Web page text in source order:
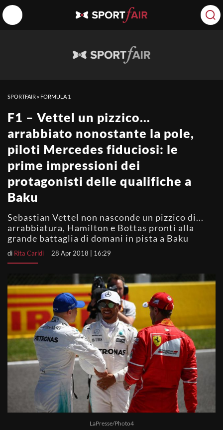
SPORTFAIR » FORMULA 1
F1 – Vettel un pizzico…
arrabbiato nonostante la pole,
piloti Mercedes fiduciosi: le
prime impressioni dei
protagonisti delle qualifiche a
Baku
Sebastian Vettel non nasconde un pizzico di...
arrabbiatura, Hamilton e Bottas pronti alla
grande battaglia di domani in pista a Baku
di Rita Caridi 28 Apr 2018 | 16:29
LaPresse/Photo4